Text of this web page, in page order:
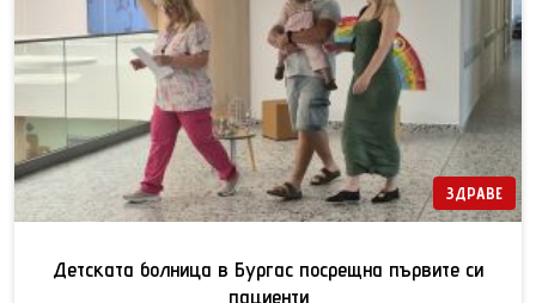
ЗДРАВЕ
Детската болница в Бургас посрещна първите си
пациенти